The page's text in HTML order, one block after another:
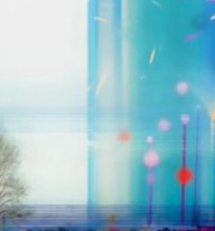
άλλοι μύθοι του καιρού ”
01/2023 Σάββατο 28/01/23
και καλλιτέχνες.
Centro CulturalΔιεύθ:
Αρετή Μίγγου
των 16 ωρών δίνεται
συμμετοχής και κατάθεση